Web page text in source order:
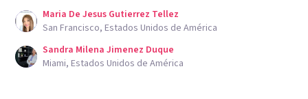
Maria De Jesus Gutierrez Tellez
San Francisco, Estados Unidos de América
Sandra Milena Jimenez Duque
Miami, Estados Unidos de América